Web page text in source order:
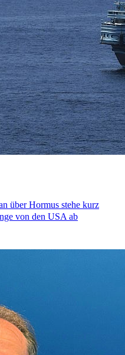
über Hormus stehe kurz
von den USA ab